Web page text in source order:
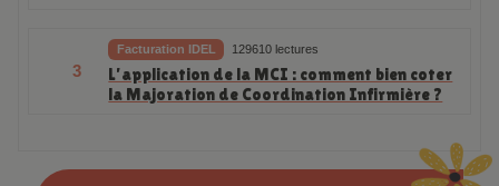
3
Facturation IDEL 129610 lectures
L’application de la MCI : comment bien coter
la Majoration de Coordination Infirmière ?